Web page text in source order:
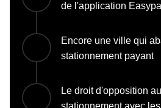
de l'application
Encore une ville qui
stationnement payant
Le droit d'opposition